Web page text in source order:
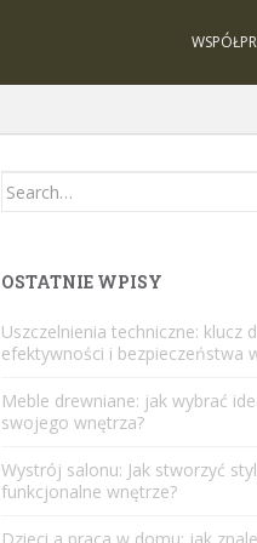
Search
OSTATNIE WPISY
Uszczelnienia techniczne: klucz
efektywności i bezpieczeństwa
Meble drewniane: jak wybrać
swojego wnętrza?
Wystrój salonu: Jak stworzyć
funkcjonalne wnętrze?